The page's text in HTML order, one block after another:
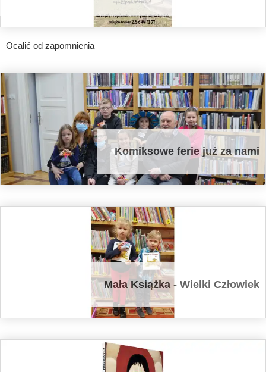
Ocalić od zapomnienia
Komiksowe ferie już za nami
Mała Książka - Wielki Człowiek